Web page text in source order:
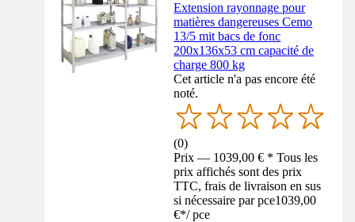
Extension rayonnage pour
matières dangereuses Cemo
13/5 mit bacs de fonc
200x136x53 cm capacité de
charge 800 kg
Cet article n'a pas encore été
noté.
(0)
Prix — 1039,00 € * Tous les
prix affichés sont des prix
TTC, frais de livraison en sus
si nécessaire par pce1039,00
€*/ pce